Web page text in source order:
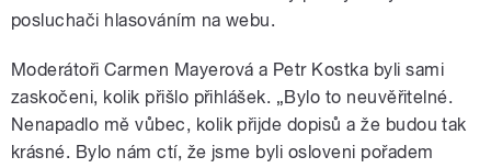
posluchači hlasováním na webu.
Moderátoři Carmen Mayerová a Petr Kostka byli sami
zaskočeni, kolik přišlo přihlášek. „Bylo to neuvěřitelné.
Nenapadlo mě vůbec, kolik přijde dopisů a že budou tak
krásné. Bylo nám ctí, že jsme byli osloveni pořadem